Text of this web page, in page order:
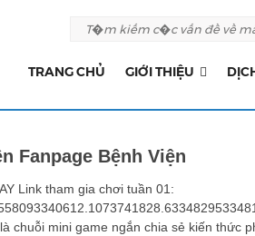
TRANG CHỦ GIỚI THIỆU
Fanpage Bệnh Viện
Link tham gia chơi tuần 01:
chuỗi mini game ngắn chia sẻ kiến thức